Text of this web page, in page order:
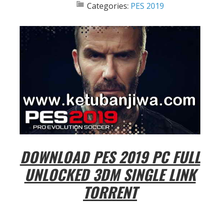
Categories: PES 2019
DOWNLOAD PES 2019 PC FULL
UNLOCKED 3DM SINGLE LINK
TORRENT